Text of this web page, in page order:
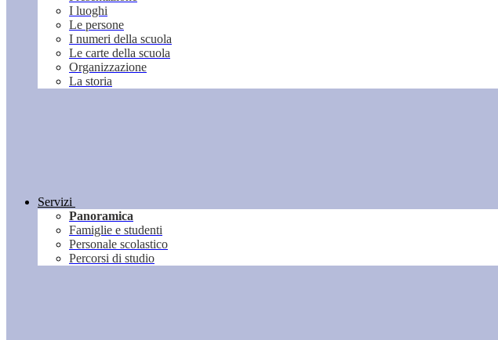
I luoghi
Le persone
I numeri della scuola
Le carte della scuola
Organizzazione
La storia
Servizi
Panoramica
Famiglie e studenti
Personale scolastico
Percorsi di studio